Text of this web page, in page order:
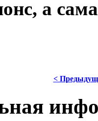
а
<